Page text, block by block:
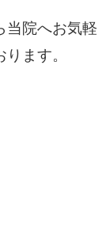
当院へお気軽
ます。